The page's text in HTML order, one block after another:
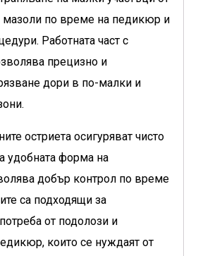
мазоли по време на педикюр и
Работната част с
прецизно и
дори в по-малки и
остриета осигуряват чисто
удобната форма на
добър контрол по време
са подходящи за
от подолози и
които се нуждаят от